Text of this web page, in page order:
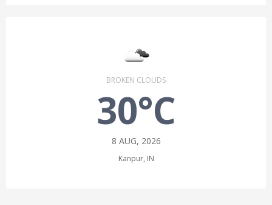
BROKEN CLOUDS
30°C
8 AUG, 2026
Kanpur, IN